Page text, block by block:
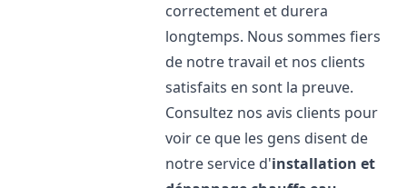
correctement et durera
longtemps. Nous sommes fiers
de notre travail et nos clients
satisfaits en sont la preuve.
Consultez nos avis clients pour
voir ce que les gens disent de
notre service d'installation et